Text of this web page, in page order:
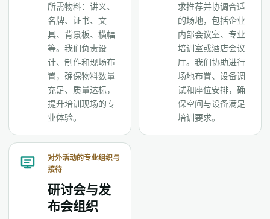
所需物料：讲义、
名牌、证书、文
具、背景板、横幅
等。我们负责设
计、制作和现场布
置，确保物料数量
充足、质量达标，
提升培训现场的专
业体验。
求推荐并协调合适
的场地，包括企业
内部会议室、专业
培训室或酒店会议
厅。我们协助进行
场地布置、设备调
试和座位安排，确
保空间与设备满足
培训要求。
对外活动的专业组织与
接待
研讨会与发
布会组织